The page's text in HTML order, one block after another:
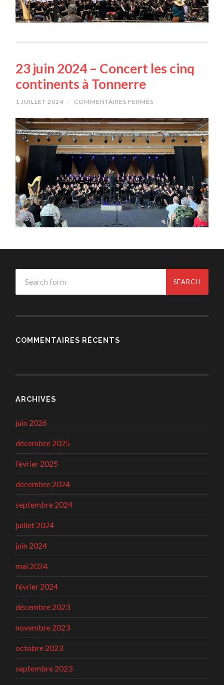
23 juin 2024 – Concert les cinq
continents à Tonnerre
1 JUILLET 2024 / COMMENTAIRES FERMÉS
JUIN
2024
–
CONCERT
LES
CINQ
CONTINENTS
À
TONNERRE
COMMENTAIRES RÉCENTS
ARCHIVES
juin 2026
décembre 2025
février 2025
décembre 2024
septembre 2024
juillet 2024
juin 2024
mai 2024
février 2024
décembre 2023
novembre 2023
octobre 2023
septembre 2023